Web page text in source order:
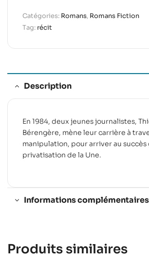
Catégories: Romans, Romans Fiction
Tag: récit
Description
En 1984, deux jeunes journalistes,
Bérengère, mène leur carrière à
manipulation, pour arriver au succès
privatisation de la Une.
Informations complémentaires
Produits similaires